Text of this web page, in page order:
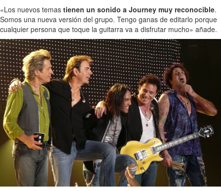
«Los nuevos temas tienen un sonido a Journey muy reconocible.
Somos una nueva versión del grupo. Tengo ganas de editarlo porque
cualquier persona que toque la guitarra va a disfrutar mucho» añade.